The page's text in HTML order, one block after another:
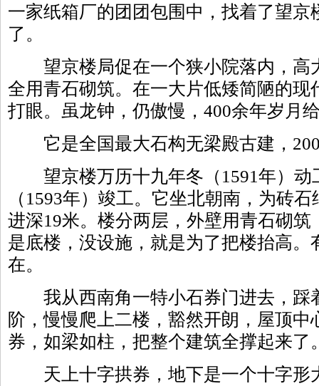
一家纸箱厂的团团包围中，找着了望京
了。
望京楼局促在一个狭小院落内，高
全用青石砌筑。在一大片低矮简陋的现
打眼。虽龙钟，仍傲慢，400余年岁月
它是全国最大石构无梁殿古建，
望京楼万历十九年冬（1591年）动
（1593年）竣工。它坐北朝南，为砖
进深19米。楼分两层，外壁用青石砌
是底楼，没设施，就是为了把楼抬高。
在。
我从西南角一特小石券门进去，踩
阶，慢慢爬上二楼，豁然开朗，屋顶
券，如梁如柱，把整个建筑全撑起来了
天上十字拱券，地下是一个十字形